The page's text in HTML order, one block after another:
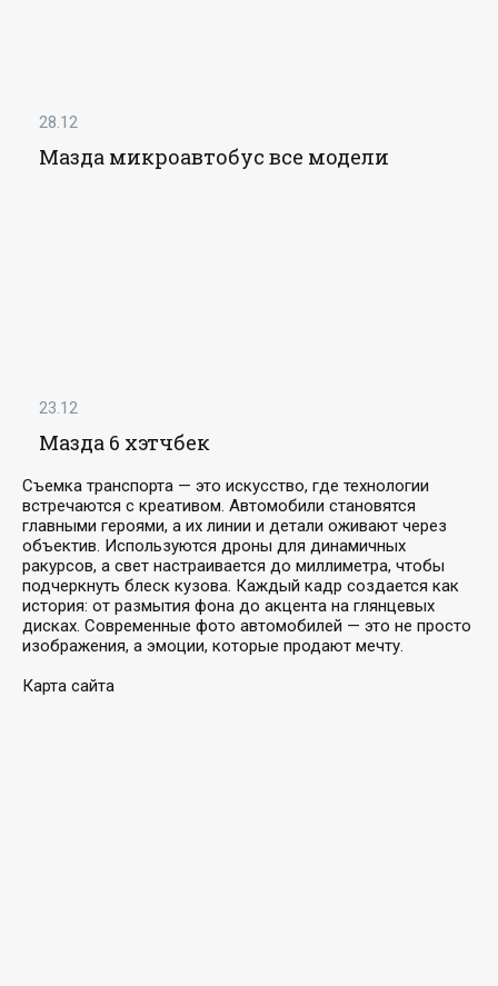
28.12
Мазда микроавтобус все модели
23.12
Мазда 6 хэтчбек
Съемка транспорта — это искусство, где технологии
встречаются с креативом. Автомобили становятся
главными героями, а их линии и детали оживают через
объектив. Используются дроны для динамичных
ракурсов, а свет настраивается до миллиметра, чтобы
подчеркнуть блеск кузова. Каждый кадр создается как
история: от размытия фона до акцента на глянцевых
дисках. Современные фото автомобилей — это не просто
изображения, а эмоции, которые продают мечту.
Карта сайта